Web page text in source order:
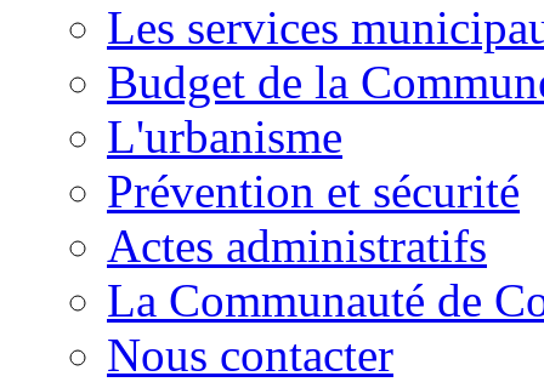
Les services
Budget de la
L'urbanisme
Prévention et sécurité
Actes administratifs
La Communauté de
Nous contacter